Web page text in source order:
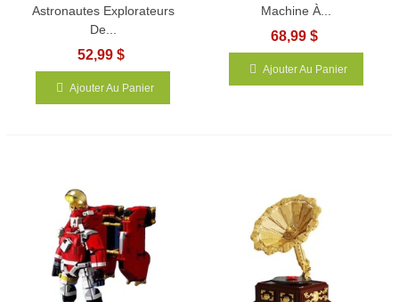
Astronautes Explorateurs
De...
52,99 $
Ajouter Au Panier
Machine À...
68,99 $
Ajouter Au Panier